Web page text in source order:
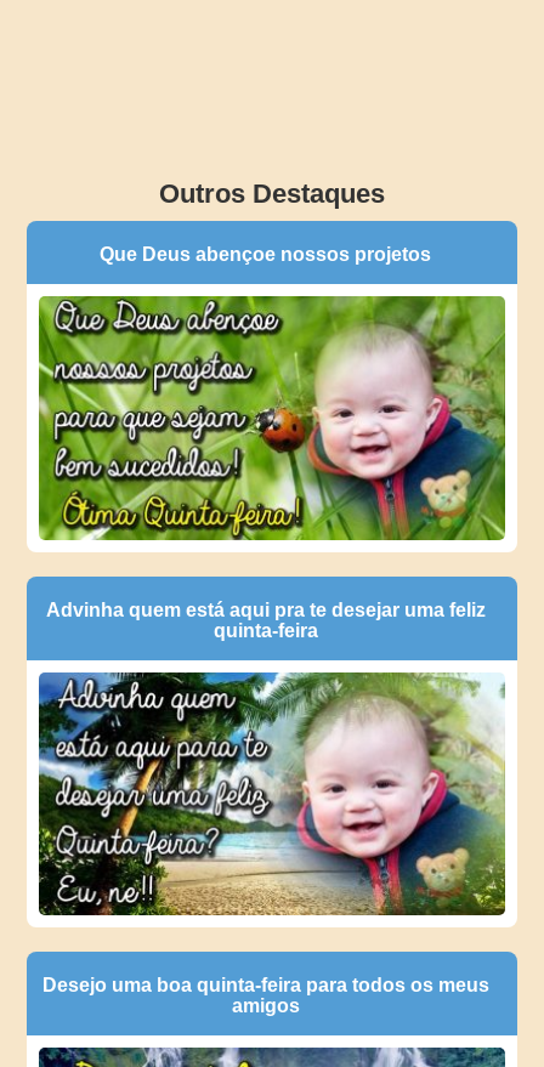
Outros Destaques
Que Deus abençoe nossos projetos
Advinha quem está aqui pra te desejar uma feliz
quinta-feira
Desejo uma boa quinta-feira para todos os meus
amigos